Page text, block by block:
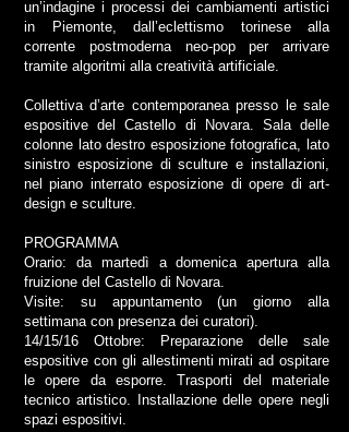
un’indagine i processi dei cambiamenti artistici
in Piemonte, dall’eclettismo torinese alla
corrente postmoderna neo-pop per arrivare
tramite algoritmi alla creatività artificiale.
Collettiva d’arte contemporanea presso le sale
espositive del Castello di Novara. Sala delle
colonne lato destro esposizione fotografica, lato
sinistro esposizione di sculture e installazioni,
nel piano interrato esposizione di opere di art-
design e sculture.
PROGRAMMA
Orario: da martedì a domenica apertura alla
fruizione del Castello di Novara.
Visite: su appuntamento (un giorno alla
settimana con presenza dei curatori).
14/15/16 Ottobre: Preparazione delle sale
espositive con gli allestimenti mirati ad ospitare
le opere da esporre. Trasporti del materiale
tecnico artistico. Installazione delle opere negli
spazi espositivi.